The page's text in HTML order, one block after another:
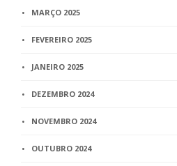
MARÇO 2025
FEVEREIRO 2025
JANEIRO 2025
DEZEMBRO 2024
NOVEMBRO 2024
OUTUBRO 2024